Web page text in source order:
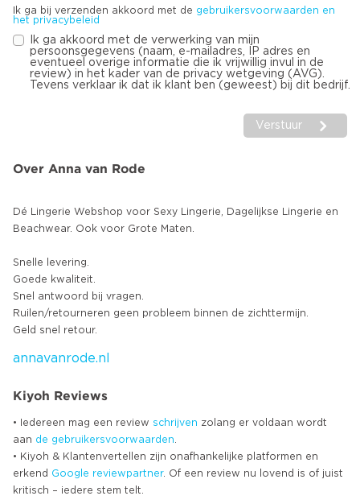
Ik ga bij verzenden akkoord met de gebruikersvoorwaarden en
het privacybeleid
Ik ga akkoord met de verwerking van mijn
persoonsgegevens (naam, e-mailadres, IP adres en
eventueel overige informatie die ik vrijwillig invul in de
review) in het kader van de privacy wetgeving (AVG).
Tevens verklaar ik dat ik klant ben (geweest) bij dit bedrijf.
Verstuur
Over Anna van Rode
Dé Lingerie Webshop voor Sexy Lingerie, Dagelijkse Lingerie en
Beachwear. Ook voor Grote Maten.
Snelle levering.
Goede kwaliteit.
Snel antwoord bij vragen.
Ruilen/retourneren geen probleem binnen de zichttermijn.
annavanrode.nl
Kiyoh Reviews
• Iedereen mag een review schrijven zolang er voldaan wordt
aan de gebruikersvoorwaarden
• Kiyoh & Klantenvertellen zijn onafhankelijke platformen en
erkend Google reviewpartner. Of een review nu lovend is of juist
kritisch – iedere stem telt.